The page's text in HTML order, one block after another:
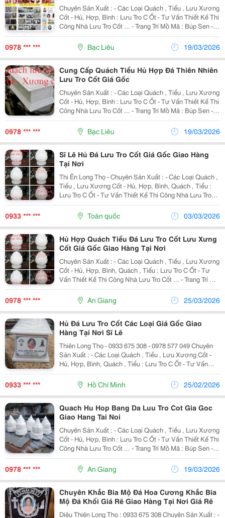
Chuyên Sản Xuất : - Các Loại Quách , Tiểu , Lưu Xương
Cốt - Hủ, Hợp, Bình : Lưu Tro C Ốt - Tư Vấn Thiết Kế Thi
Công Nhà Lưu Tro Cốt ... - Trang Trí Mồ Mã : Búp Sen -
Kỳ Lân &Ndash; Chó - Lư Hương, Bát Nhan, Bình Bông
&Ndash; Đĩa -Thanh Gía Đá ,...
0978 *** *** Bạc Liêu 19/03/2026
Cung Cấp Quách Tiểu Hủ Hợp Đá Thiên Nhiên
Lưu Tro Cốt Giá Gốc
Chuyên Sản Xuất : - Các Loại Quách , Tiểu , Lưu Xương
Cốt - Hủ, Hợp, Bình : Lưu Tro C Ốt - Tư Vấn Thiết Kế Thi
Công Nhà Lưu Tro Cốt ... - Trang Trí Mồ Mã : Búp Sen -
Kỳ Lân &Ndash; Chó - Lư Hương, Bát Nhan, Bình Bông
&Ndash; Đĩa -Thanh Gía Đá ,...
0978 *** *** Bạc Liêu 19/03/2026
Sĩ Lẽ Hủ Đá Lưu Tro Cốt Giá Gốc Giao Hàng
Tại Nơi
Thi Ên Long Thọ - Chuyên Sản Xuất : - Các Loại Quách ,
Tiểu , Lưu Xương Cốt - Hủ, Hợp, Bình, Quách , Tiểu :
Lưu Tro C Ốt - Tư Vấn Thiết Kế Thi Công Nhà Lưu Tro
Cốt ... - Trang Trí Mồ Mã : Búp Sen - Kỳ Lân &Ndash;
Chó - Lư Hương, Bát Nhan, Bình Bông...
0933 *** *** Toàn quốc 03/03/2026
Hủ Hợp Quách Tiểu Đá Lưu Tro Cốt Lưu Xưng
Cốt Giá Gốc Giao Hàng Tại Nơi
Chuyên Sản Xuất : - Các Loại Quách , Tiểu , Lưu Xương
Cốt - Hủ, Hợp, Bình, Quách , Tiểu : Lưu Tro C Ốt - Tư
Vấn Thiết Kế Thi Công Nhà Lưu Tro Cốt ... - Trang Trí Mồ
Mã : Búp Sen - Kỳ Lân &Ndash; Chó - Lư Hương, Bát
Nhan, Bình Bông &Ndash; Đĩa...
0978 *** *** An Giang 25/03/2026
Hủ Đá Lưu Tro Cốt Các Loại Giá Gốc Giao
Hàng Tại Nơi Sĩ Lẽ
Thiên Long Thọ - 0933 675 308 - 0978 577 049 Chuyên
Sản Xuất : - Các Loại Quách , Tiểu , Lưu Xương Cốt -
Hủ, Hợp, Bình, Quách , Tiểu : Lưu Tro C Ốt - Tư Vấn
Thiết Kế Thi Công Nhà Lưu Tro Cốt ... - Trang Trí Mồ Mã :
Búp Sen - Kỳ Lân &Ndash; Chó -...
0933 *** *** Hồ Chí Minh 25/02/2026
Quach Hu Hop Bang Da Luu Tro Cot Gia Goc
Giao Hang Tai Noi
Chuyên Sản Xuất : - Các Loại Quách , Tiểu , Lưu Xương
Cốt - Hủ, Hợp, Bình : Lưu Tro C Ốt - Tư Vấn Thiết Kế Thi
Công Nhà Lưu Tro Cốt ... - Trang Trí Mồ Mã : Búp Sen -
Kỳ Lân &Ndash; Chó - Lư Hương, Bát Nhan, Bình Bông
&Ndash; Đĩa -Thanh Gía Đá ,...
0978 *** *** An Giang 19/03/2026
Chuyên Khắc Bia Mộ Đá Hoa Cương Khắc Bia
Mộ Đá Khối Giá Rẽ Giao Hàng Tại Nơi Giá Rẽ
Diệu Thiên Long Thọ : 0933 675 308 Chuyên Sản Xuất : -